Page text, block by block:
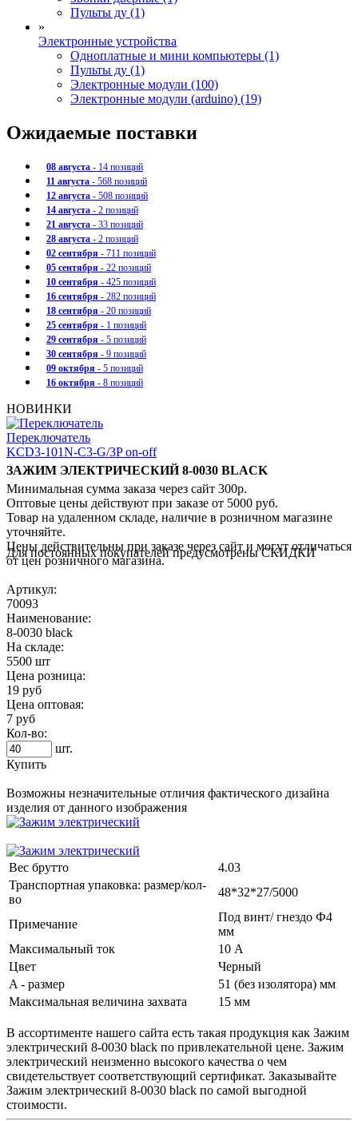
Пульты ду (1)
»
Электронные устройства
Одноплатные и мини компьютеры (1)
Пульты ду (1)
Электронные модули (100)
Электронные модули (arduino) (19)
Ожидаемые поставки
08 августа - 14 позиций
11 августа - 568 позиций
12 августа - 508 позиций
14 августа - 2 позиций
21 августа - 33 позиций
28 августа - 2 позиций
02 сентября - 711 позиций
05 сентября - 22 позиций
10 сентября - 425 позиций
16 сентября - 282 позиций
18 сентября - 20 позиций
25 сентября - 1 позиций
29 сентября - 5 позиций
30 сентября - 9 позиций
09 октября - 5 позиций
16 октября - 8 позиций
НОВИНКИ
Переключатель
KCD3-101N-C3-G/3P on-off
ЗАЖИМ ЭЛЕКТРИЧЕСКИЙ 8-0030 BLACK
Минимальная сумма заказа через сайт 300р.
Оптовые цены действуют при заказе от 5000 руб.
Товар на удаленном складе, наличие в розничном магазине
уточняйте.
Цены действительны при заказе через сайт и могут отличаться
от цен розничного магазина.
Для постоянных покупателей предусмотрены СКИДКИ
Артикул:
70093
Наименование:
8-0030 black
На складе:
5500 шт
Цена розница:
19 руб
Цена оптовая:
7 руб
Кол-во:
шт.
Купить
Возможны незначительные отличия фактического дизайна
изделия от данного изображения
Вес брутто
4.03
Транспортная упаковка: размер/кол-
во
48*32*27/5000
Примечание
Под винт/ гнездо Ф4
мм
Максимальный ток
10 А
Цвет
Черный
A - размер
51 (без изолятора) мм
Максимальная величина захвата
15 мм
В ассортименте нашего сайта есть такая продукция как Зажим
электрический 8-0030 black по привлекательной цене. Зажим
электрический неизменно высокого качества о чем
свидетельствует соответствующий сертификат. Заказывайте
Зажим электрический 8-0030 black по самой выгодной
стоимости.